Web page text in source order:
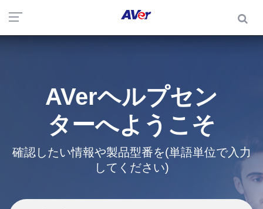
AVerヘルプセン
ターへようこそ
確認したい情報や製品型番を(単語単位で入力
してください)